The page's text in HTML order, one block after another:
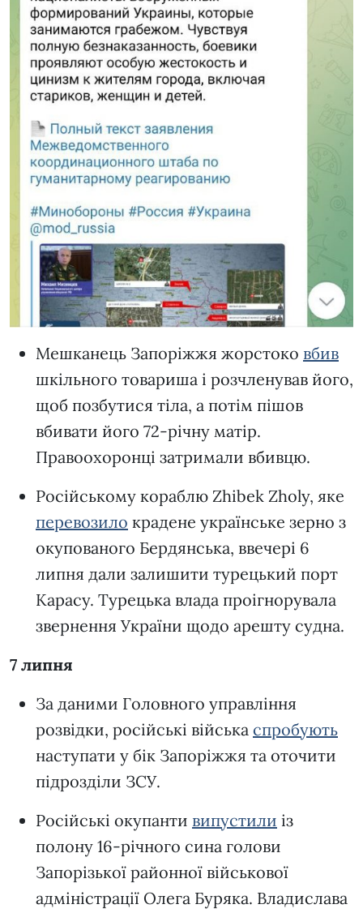
Мешканець Запоріжжя жорстоко вбив
шкільного товариша і розчленував його,
щоб позбутися тіла, а потім пішов
вбивати його 72-річну матір.
Правоохоронці затримали вбивцю.
Російському кораблю Zhibek Zholy, яке
перевозило крадене українське зерно з
окупованого Бердянська, ввечері 6
липня дали залишити турецький порт
Карасу. Турецька влада проігнорувала
звернення України щодо арешту судна.
7 липня
За даними Головного управління
розвідки, російські війська спробують
наступати у бік Запоріжжя та оточити
підрозділи ЗСУ.
Російські окупанти випустили із
полону 16-річного сина голови
Запорізької районної військової
адміністрації Олега Буряка. Владислава